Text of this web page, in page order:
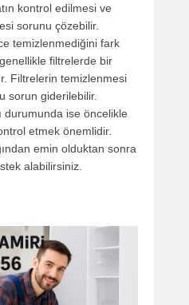
kontrol edilmesi ve
sorunu çözebilir.
temizlenmediğini fark
filtrelerde bir
Filtrelerin temizlenmesi
sorun giderilebilir.
durumunda ise öncelikle
etmek önemlidir.
emin olduktan sonra
alabilirsiniz.